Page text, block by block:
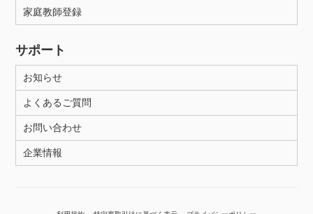
家庭教師登録
サポート
お知らせ
よくあるご質問
お問い合わせ
企業情報